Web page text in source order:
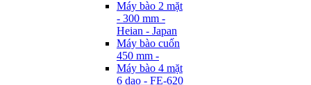
Máy bào 2 mặt
- 300 mm -
Heian - Japan
Máy bào cuốn
450 mm -
Máy bào 4 mặt
6 dao - FE-620